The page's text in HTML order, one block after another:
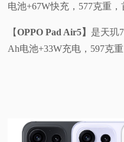
电池+67W快充，577克重，
【OPPO Pad Air5】 是天玑
Ah电池+33W充电，597克